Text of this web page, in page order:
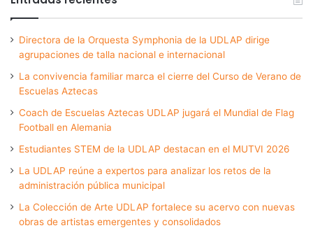
Directora de la Orquesta Symphonia de la UDLAP dirige
agrupaciones de talla nacional e internacional
La convivencia familiar marca el cierre del Curso de Verano de
Escuelas Aztecas
Coach de Escuelas Aztecas UDLAP jugará el Mundial de Flag
Football en Alemania
Estudiantes STEM de la UDLAP destacan en el MUTVI 2026
La UDLAP reúne a expertos para analizar los retos de la
administración pública municipal
La Colección de Arte UDLAP fortalece su acervo con nuevas
obras de artistas emergentes y consolidados